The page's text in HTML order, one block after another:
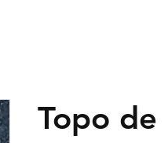
Topo de